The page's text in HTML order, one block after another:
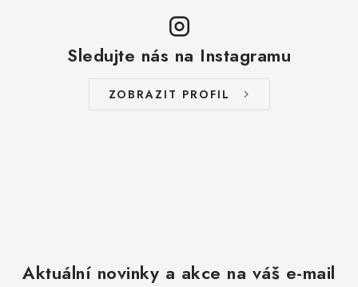
Sledujte nás na Instagramu
ZOBRAZIT PROFIL
Aktuální novinky a akce na váš e-mail